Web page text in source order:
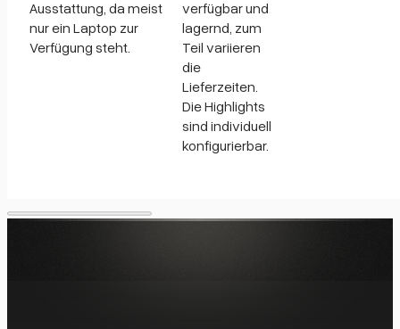
Ausstattung, da meist
nur ein Laptop zur
Verfügung steht.
verfügbar und
lagernd, zum
Teil variieren
die
Lieferzeiten.
Die Highlights
sind individuell
konfigurierbar.